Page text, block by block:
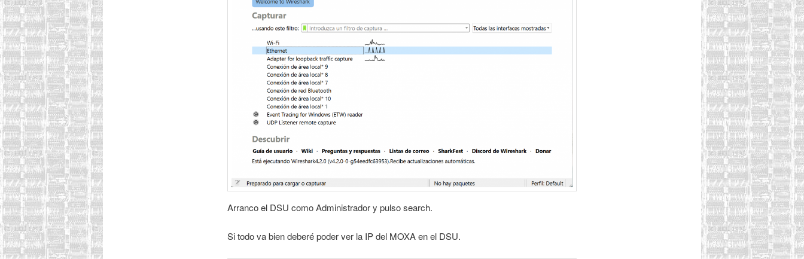
Arranco el DSU como Administrador y pulso search.
Si todo va bien deberé poder ver la IP del MOXA en el DSU.